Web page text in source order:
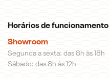
Horários de funcionamento
Showroom
Segunda a sexta: das 8h às 18h
Sábado: das 8h às 12h